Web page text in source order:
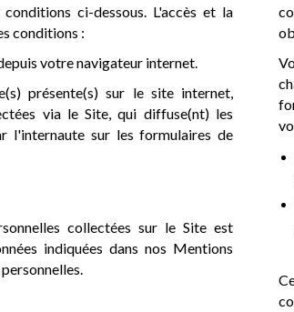
ci-dessous. L'accès et la
conditions :
votre navigateur internet.
présente(s) sur le site internet,
via le Site, qui diffuse(nt) les
l'internaute sur les formulaires de
collectées sur le Site est
indiquées dans nos Mentions